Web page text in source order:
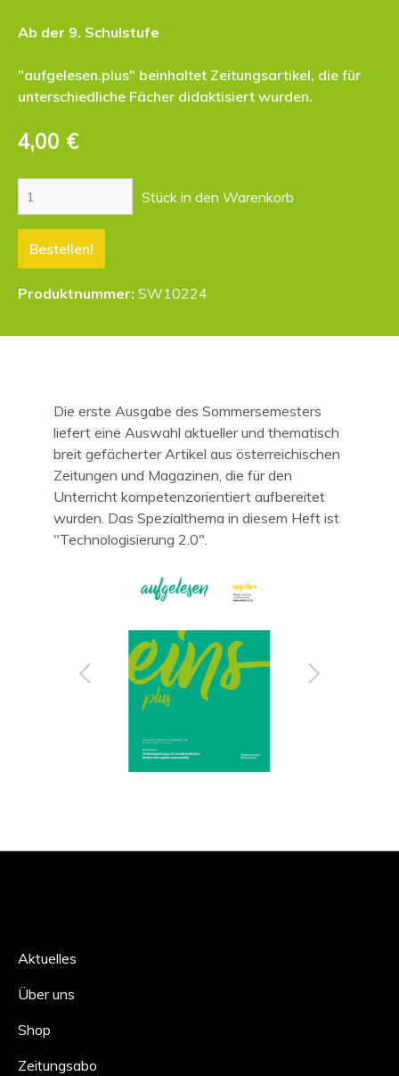
Ab der 9. Schulstufe
"aufgelesen.plus" beinhaltet Zeitungsartikel, die für
unterschiedliche Fächer didaktisiert wurden.
4,00 €­
Stück in den Warenkorb
Bestellen!
Produktnummer: SW10224
Die erste Ausgabe des Sommersemesters
liefert eine Auswahl aktueller und thematisch
breit gefächerter Artikel aus österreichischen
Zeitungen und Magazinen, die für den
Unterricht kompetenzorientiert aufbereitet
wurden. Das Spezialthema in diesem Heft ist
"Technologisierung 2.0".
Aktuelles
Über uns
Shop
Zeitungsabo